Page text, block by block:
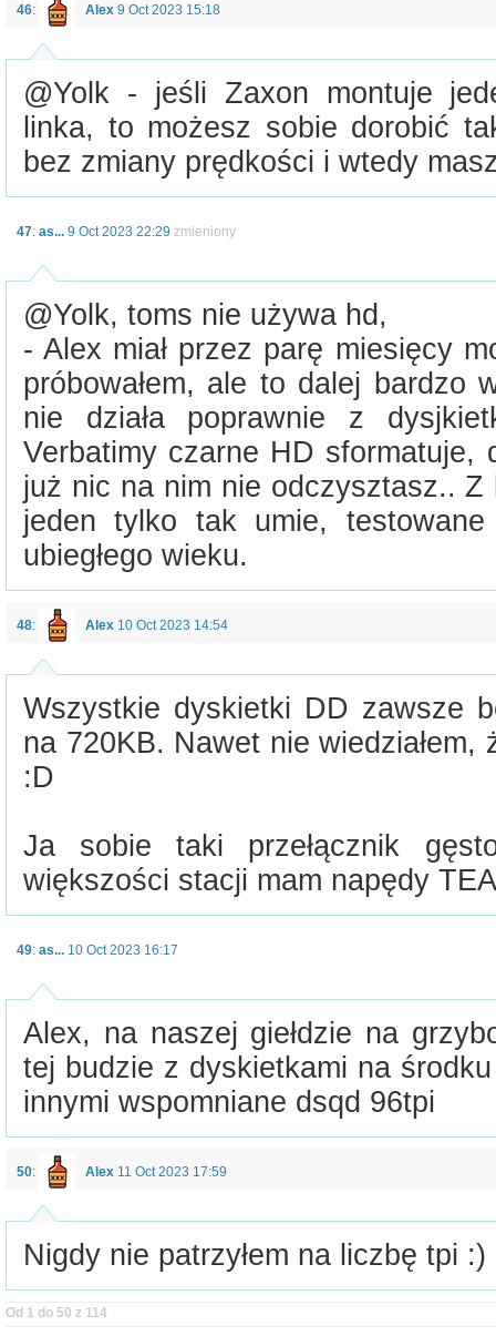
46: Alex 9 Oct 2023 15:18
@Yolk - jeśli Zaxon montuje
linka, to możesz sobie dorobić
bez zmiany prędkości i wtedy
47: as... 9 Oct 2023 22:29 zmieniony
@Yolk, toms nie używa hd,
- Alex miał przez parę miesięcy
próbowałem, ale to dalej bardzo
nie działa poprawnie z
Verbatimy czarne HD sformatuje,
już nic na nim nie odczysztasz..
jeden tylko tak umie,
ubiegłego wieku.
48: Alex 10 Oct 2023 14:54
Wszystkie dyskietki DD zawsze
na 720KB. Nawet nie
:D
Ja sobie taki przełącznik
większości stacji mam napędy
49: as... 10 Oct 2023 16:17
Alex, na naszej giełdzie na
tej budzie z dyskietkami na środku
innymi wspomniane dsqd 96tpi
50: Alex 11 Oct 2023 17:59
Nigdy nie patrzyłem na liczbę tpi :)
Od 1 do 50 z 114